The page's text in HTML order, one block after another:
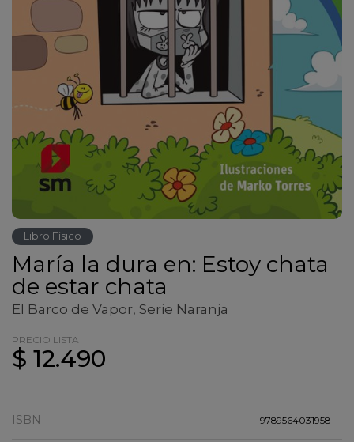
Libro Físico
María la dura en: Estoy chata
de estar chata
El Barco de Vapor, Serie Naranja
PRECIO LISTA
$ 12.490
ISBN 9789564031958